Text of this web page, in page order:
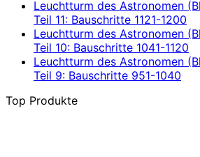
Leuchtturm des Astronomen
Teil 11: Bauschritte 1121-1200
Leuchtturm des Astronomen
Teil 10: Bauschritte 1041-1120
Leuchtturm des Astronomen
Teil 9: Bauschritte 951-1040
Top Produkte